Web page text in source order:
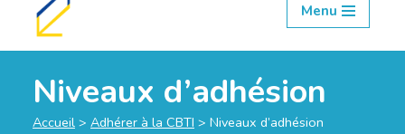
Aller
Menu
Niveaux d’adhésion
Accueil > Adhérer à la CBTI > Niveaux d’adhésion